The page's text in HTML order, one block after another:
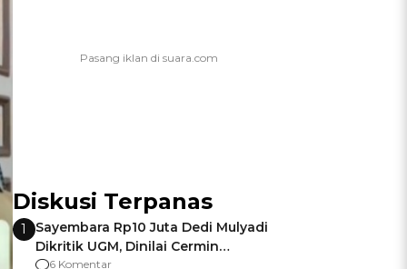
Diskusi Terpanas
1
Sayembara Rp10 Juta Dedi Mulyadi
Dikritik UGM, Dinilai Cermin
Gagalnya Negara Jamin Keamanan
6 Komentar